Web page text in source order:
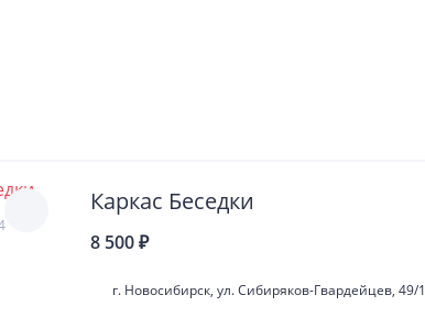
Каркас Беседки
8 500 ₽
г. Новосибирск, ул. Сибиряков-Гвардейцев, 49/1